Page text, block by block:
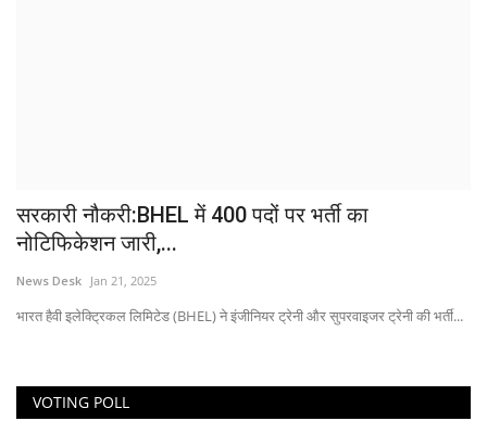
सरकारी नौकरी:BHEL में 400 पदों पर भर्ती का
नोटिफिकेशन जारी,...
News Desk Jan 21, 2025
भारत हैवी इलेक्ट्रिकल लिमिटेड (BHEL) ने इंजीनियर ट्रेनी और सुपरवाइजर ट्रेनी की भर्ती...
VOTING POLL